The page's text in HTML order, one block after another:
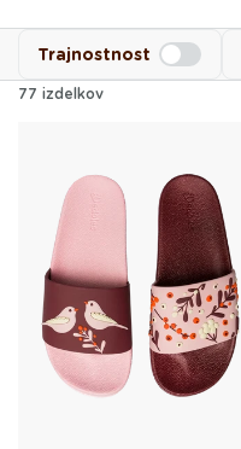
Trajnostnost
77 izdelkov